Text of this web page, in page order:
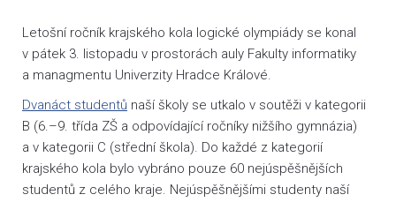
Letošní ročník krajského kola logické olympiády se konal
v pátek 3. listopadu v prostorách auly Fakulty informatiky
a managmentu Univerzity Hradce Králové.
Dvanáct studentů naší školy se utkalo v soutěži v kategorii
B (6.–9. třída ZŠ a odpovídající ročníky nižšího gymnázia)
a v kategorii C (střední škola). Do každé z kategorií
krajského kola bylo vybráno pouze 60 nejúspěšnějších
studentů z celého kraje. Nejúspěšnějšími studenty naší